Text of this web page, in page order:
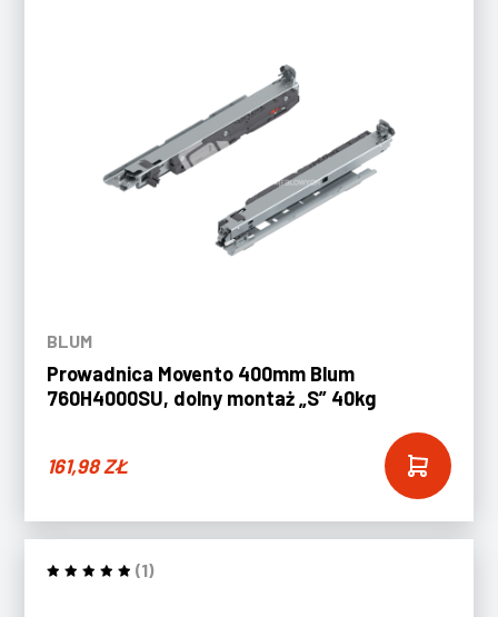
BLUM
Prowadnica Movento 400mm Blum
760H4000SU, dolny montaż „S” 40kg
161,98ZŁ
(1)